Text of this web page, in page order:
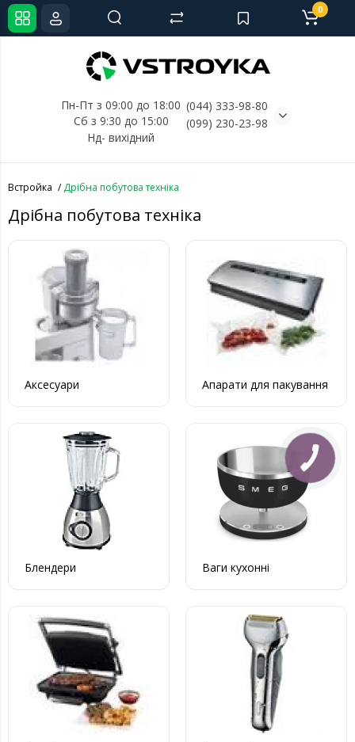
Пн-Пт з 09:00 до 18:00
Сб з 9:30 до 15:00
Нд- вихідний
(044) 333-98-80
(099) 230-23-98
0
Встройка Дрібна побутова техніка
Дрібна побутова техніка
Аксесуари Апарати для пакування
Блендери Ваги кухонні